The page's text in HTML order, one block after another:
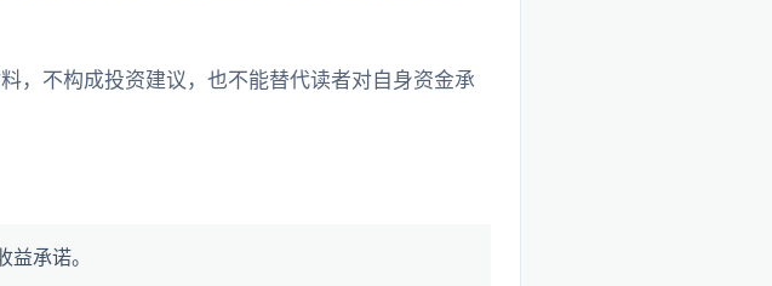
，不构成投资建议，也不能替代读者对自身资金承
承诺。